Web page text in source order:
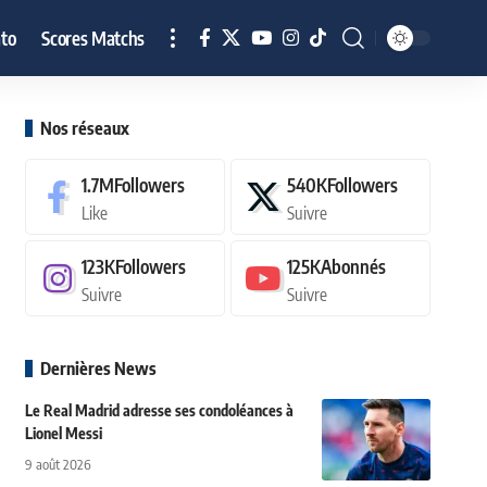
Scores Matchs
Nos réseaux
1.7MFollowers
Like
540KFollowers
Suivre
123KFollowers
Suivre
125KAbonnés
Suivre
Dernières News
Le Real Madrid adresse ses condoléances à
Lionel Messi
9 août 2026